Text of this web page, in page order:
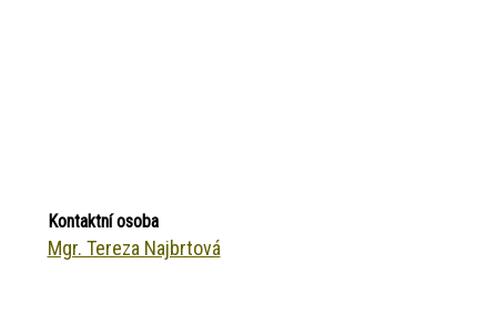
Kontaktní osoba
Mgr. Tereza Najbrtová